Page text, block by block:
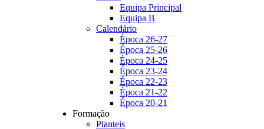
Equipa Principal
Equipa B
Calendário
Época 26-27
Época 25-26
Época 24-25
Época 23-24
Época 22-23
Época 21-22
Época 20-21
Formação
Planteis